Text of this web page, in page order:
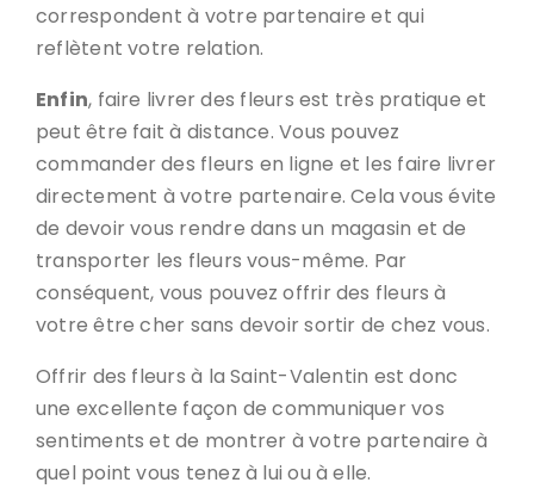
correspondent à votre partenaire et qui
reflètent votre relation.
Enfin, faire livrer des fleurs est très pratique et
peut être fait à distance. Vous pouvez
commander des fleurs en ligne et les faire livrer
directement à votre partenaire. Cela vous évite
de devoir vous rendre dans un magasin et de
transporter les fleurs vous-même. Par
conséquent, vous pouvez offrir des fleurs à
votre être cher sans devoir sortir de chez vous.
Offrir des fleurs à la Saint-Valentin est donc
une excellente façon de communiquer vos
sentiments et de montrer à votre partenaire à
quel point vous tenez à lui ou à elle.